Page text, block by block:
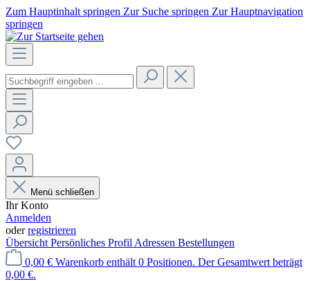
Zum Hauptinhalt springen Zur Suche springen Zur Hauptnavigation
springen
Menü schließen
Ihr Konto
Anmelden
oderregistrieren
Übersicht Persönliches Profil Adressen Bestellungen
0,00 € Warenkorb enthält 0 Positionen. Der Gesamtwert beträgt
0,00 €.